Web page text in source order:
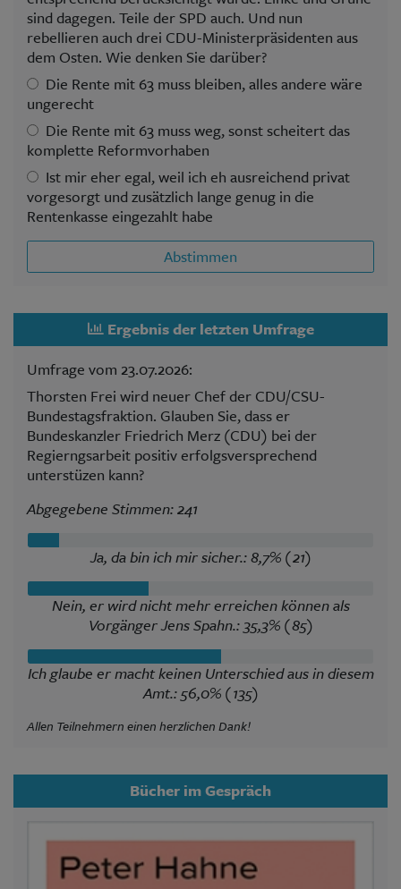
sind dagegen. Teile der SPD auch. Und nun
rebellieren auch drei CDU-Ministerpräsidenten aus
dem Osten. Wie denken Sie darüber?
Die Rente mit 63 muss bleiben, alles andere wäre
ungerecht
Die Rente mit 63 muss weg, sonst scheitert das
komplette Reformvorhaben
Ist mir eher egal, weil ich eh ausreichend privat
vorgesorgt und zusätzlich lange genug in die
Rentenkasse eingezahlt habe
Abstimmen
Ergebnis der letzten Umfrage
Umfrage vom 23.07.2026:
Thorsten Frei wird neuer Chef der CDU/CSU-
Bundestagsfraktion. Glauben Sie, dass er
Bundeskanzler Friedrich Merz (CDU) bei der
Regierngsarbeit positiv erfolgsversprechend
unterstüzen kann?
Abgegebene Stimmen: 241
Ja, da bin ich mir sicher.: 8,7% (21)
Nein, er wird nicht mehr erreichen können als
Vorgänger Jens Spahn.: 35,3% (85)
Ich glaube er macht keinen Unterschied aus in diesem
Amt.: 56,0% (135)
Allen Teilnehmern einen herzlichen Dank!
Bücher im Gespräch